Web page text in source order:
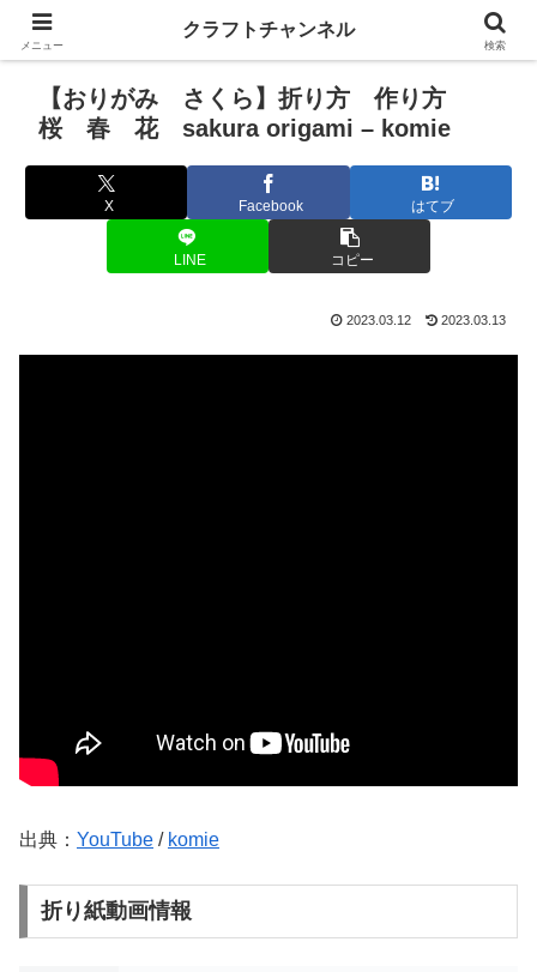
【おりがみ さくら】折り方 作り方
桜 春 花 sakura origami – komie
X Facebook はてブ
LINE コピー
2023.03.12 2023.03.13
出典： YouTube / komie
折り紙動画情報
メニュー
クラフトチャンネル
検索